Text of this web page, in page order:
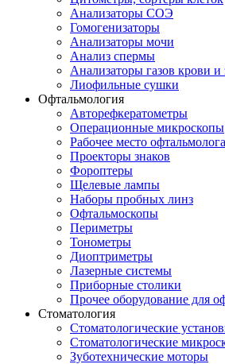
Анализаторы СОЭ
Гомогенизаторы
Анализаторы мочи
Анализ спермы
Анализаторы газов крови
Лиофильные сушки
Офтальмология
Авторефкератометры
Операционные микроскопы
Рабочее место офтальмолога
Проекторы знаков
Фороптеры
Щелевые лампы
Наборы пробных линз
Офтальмоскопы
Периметры
Тонометры
Диоптриметры
Лазерные системы
Приборные столики
Прочее оборудование для
Стоматология
Стоматологические
Стоматологические
Зуботехнические моторы